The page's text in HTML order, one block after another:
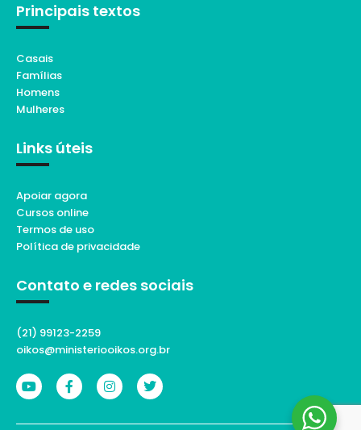
Principais textos
Casais
Famílias
Homens
Mulheres
Links úteis
Apoiar agora
Cursos online
Termos de uso
Política de privacidade
Contato e redes sociais
(21) 99123-2259
oikos@ministeriooikos.org.br